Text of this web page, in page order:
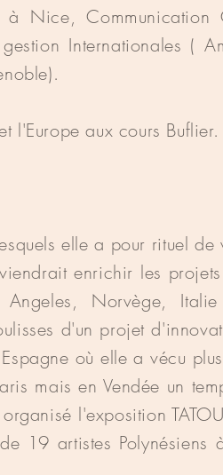
à Nice, Communication
Internationales (
l'Europe aux cours Buflier.
elle a pour rituel de
enrichir les
Norvège, Italie
d'un projet
où elle a vécu
mais en Vendée un
l'exposition
19 artistes